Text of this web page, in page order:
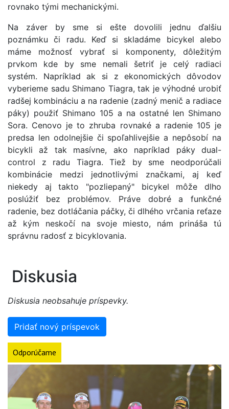
rovnako tými mechanickými.
Na záver by sme si ešte dovolili jednu ďalšiu
poznámku či radu. Keď si skladáme bicykel alebo
máme možnosť vybrať si komponenty, dôležitým
prvkom kde by sme nemali šetriť je celý radiaci
systém. Napríklad ak si z ekonomických dôvodov
vyberieme sadu Shimano Tiagra, tak je výhodné urobiť
radšej kombináciu a na radenie (zadný menič a radiace
páky) použiť Shimano 105 a na ostatné len Shimano
Sora. Cenovo je to zhruba rovnaké a radenie 105 je
predsa len odolnejšie či spoľahlivejšie a nepôsobí na
bicykli až tak masívne, ako napríklad páky dual-
control z radu Tiagra. Tiež by sme neodporúčali
kombinácie medzi jednotlivými značkami, aj keď
niekedy aj takto "pozliepaný" bicykel môže dlho
poslúžiť bez problémov. Práve dobré a funkčné
radenie, bez dotláčania páčky, či dlhého vrčania reťaze
až kým neskočí na svoje miesto, nám prináša tú
správnu radosť z bicyklovania.
Diskusia
Diskusia neobsahuje príspevky.
Pridať nový príspevok
Odporúčame